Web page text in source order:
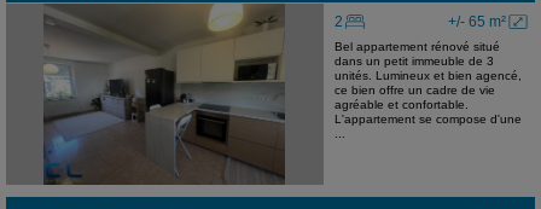
+/- 65 m²
2
Bel appartement rénové situé
dans un petit immeuble de 3
unités. Lumineux et bien agencé,
ce bien offre un cadre de vie
agréable et confortable.
L'appartement se compose d'une